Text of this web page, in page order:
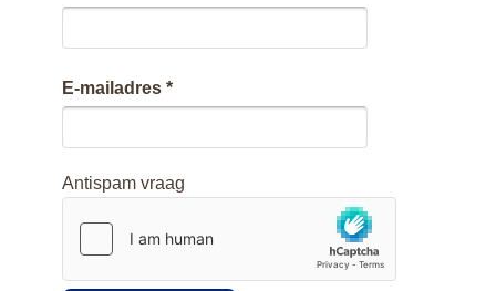
E-mailadres
Antispam vraag